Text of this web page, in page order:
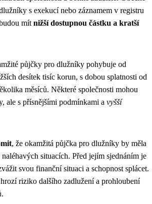
s exekucí nebo záznamem v registru
mít nižší dostupnou částku a kratší
půjčky pro dlužníky pohybuje od
desítek tisíc korun, s dobou splatnosti od
měsíců. Některé společnosti mohou
ale s přísnějšími podmínkami a vyšší
, že okamžitá půjčka pro dlužníky by měla
situacích. Před jejím sjednáním je
svou finanční situaci a schopnost splácet.
riziko dalšího zadlužení a prohloubení